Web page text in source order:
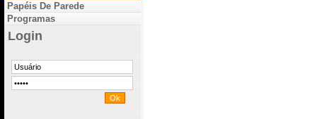
Papéis De Parede
Programas
Login